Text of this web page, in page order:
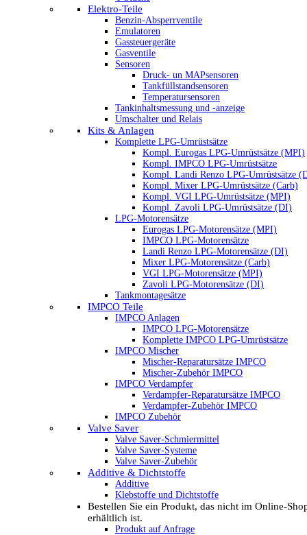
Elektro-Teile
Benzin-Absperrventile
Emulatoren
Gassteuergeräte
Gasventile
Sensoren
Druck- un MAPsensoren
Tankfüllstandsensoren
Temperatursensoren
Tankinhaltsmessung und -anzeige
Umschalter und Relais
Kits & Anlagen
Komplette LPG-Umrüstsätze
Kompl. Eurogas LPG-Umrüstsätze (MPI)
Kompl. IMPCO LPG-Umrüstsätze
Kompl. Landi Renzo LPG-Umrüstsätze
Kompl. Mixer LPG-Umrüstsätze (Carb)
Kompl. VGI LPG-Umrüstsätze (MPI)
Kompl. Zavoli LPG-Umrüstsätze (DI)
LPG-Motorensätze
Eurogas LPG-Motorensätze (MPI)
IMPCO LPG-Motorensätze
Landi Renzo LPG-Motorensätze (DI)
Mixer LPG-Motorensätze (Carb)
VGI LPG-Motorensätze (MPI)
Zavoli LPG-Motorensätze (DI)
Tankmontagesätze
IMPCO Teile
IMPCO Anlagen
IMPCO LPG-Motorensätze
Komplette IMPCO LPG-Umrüstsätze
IMPCO Mischer
Mischer-Reparatursätze IMPCO
Mischer-Zubehör IMPCO
IMPCO Verdampfer
Verdampfer-Reparatursätze IMPCO
Verdampfer-Zubehör IMPCO
IMPCO Zubehör
Valve Saver
Valve Saver-Schmiermittel
Valve Saver-Systeme
Valve Saver-Zubehör
Additive & Dichtstoffe
Additive
Klebstoffe und Dichtstoffe
Bestellen Sie ein Produkt, das nicht im Online-
erhältlich ist.
Produkt auf Anfrage